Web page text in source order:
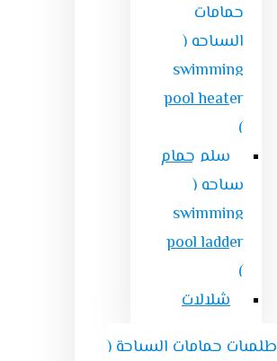
حمامات
السباحه (
swimming
pool heater
)
سلم حمام
سباحه (
swimming
pool ladder
)
شلالات
طلمبات حمامات السباحة (